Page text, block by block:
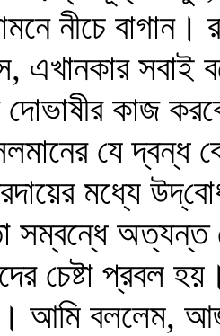
নীচে বাগান।
এখানকার সবাই
দোভাষীর কাজ
যে
মধ্যে
সম্বন্ধে
চেষ্টা প্রবল
বললেম, আজ